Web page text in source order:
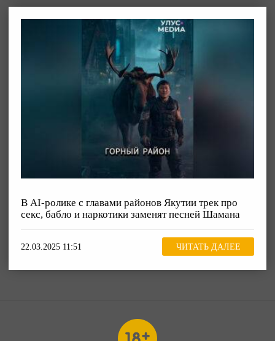
В AI-ролике с главами районов Якутии трек про
секс, бабло и наркотики заменят песней Шамана
22.03.2025 11:51 ЧИТАТЬ ДАЛЕЕ